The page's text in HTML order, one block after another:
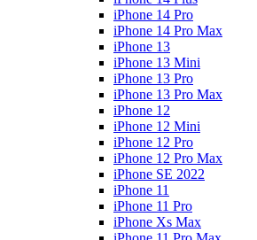
iPhone 14 Pro
iPhone 14 Pro Max
iPhone 13
iPhone 13 Mini
iPhone 13 Pro
iPhone 13 Pro Max
iPhone 12
iPhone 12 Mini
iPhone 12 Pro
iPhone 12 Pro Max
iPhone SE 2022
iPhone 11
iPhone 11 Pro
iPhone Xs Max